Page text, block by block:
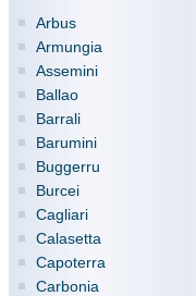
Arbus
Armungia
Assemini
Ballao
Barrali
Barumini
Buggerru
Burcei
Cagliari
Calasetta
Capoterra
Carbonia